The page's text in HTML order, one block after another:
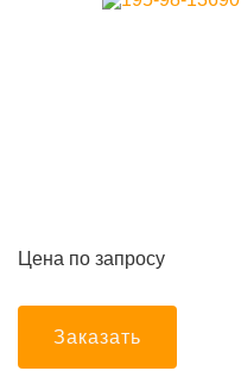
Цена по запросу
Заказать